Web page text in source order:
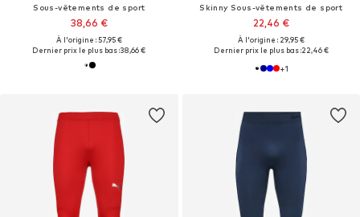
Sous-vêtements de sport
38,66 €
À l'origine : 57,95 €
Dernier prix le plus bas :38,66 €
Skinny Sous-vêtements de sport
22,46 €
À l'origine : 29,95 €
Dernier prix le plus bas :22,46 €
+1